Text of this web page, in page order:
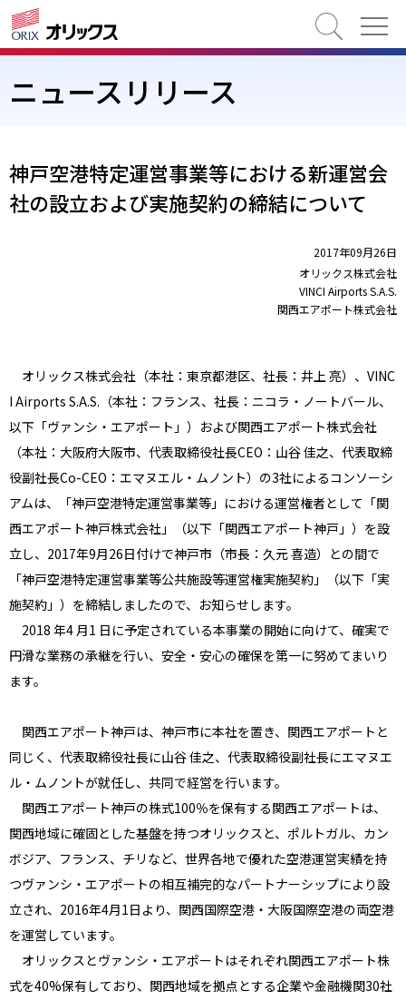
検索
ニュースリリース
神戸空港特定運営事業等における新運営会
社の設立および実施契約の締結について
2017年09月26日
オリックス株式会社
VINCI Airports S.A.S.
関西エアポート株式会社
オリックス株式会社（本社：東京都港区、社長：井上 亮）、VINC
I Airports S.A.S.（本社：フランス、社長：ニコラ・ノートバール、
以下「ヴァンシ・エアポート」）および関西エアポート株式会社
（本社：大阪府大阪市、代表取締役社長CEO：山谷 佳之、代表取締
役副社長Co-CEO：エマヌエル・ムノント）の3社によるコンソーシ
アムは、「神戸空港特定運営事業等」における運営権者として「関
西エアポート神戸株式会社」（以下「関西エアポート神戸」）を設
立し、2017年9月26日付けで神戸市（市長：久元 喜造）との間で
「神戸空港特定運営事業等公共施設等運営権実施契約」（以下「実
施契約」）を締結しましたので、お知らせします。
2018 年4 月1 日に予定されている本事業の開始に向けて、確実で
円滑な業務の承継を行い、安全・安心の確保を第一に努めてまいり
ます。
関西エアポート神戸は、神戸市に本社を置き、関西エアポートと
同じく、代表取締役社長に山谷 佳之、代表取締役副社長にエマヌエ
ル・ムノントが就任し、共同で経営を行います。
関西エアポート神戸の株式100％を保有する関西エアポートは、
関西地域に確固とした基盤を持つオリックスと、ポルトガル、カン
ボジア、フランス、チリなど、世界各地で優れた空港運営実績を持
つヴァンシ・エアポートの相互補完的なパートナーシップにより設
立され、2016年4月1日より、関西国際空港・大阪国際空港の両空港
を運営しています。
オリックスとヴァンシ・エアポートはそれぞれ関西エアポート株
式を40%保有しており、関西地域を拠点とする企業や金融機関30社